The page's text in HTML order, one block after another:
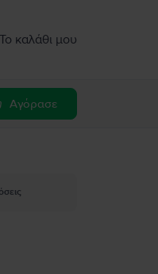
Το καλάθι μου
Αγόρασε